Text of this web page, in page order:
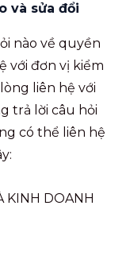
và sửa đổi
nào về quyền
với đơn vị kiểm
liên hệ với
trả lời câu hỏi
có thể liên hệ
KINH DOANH